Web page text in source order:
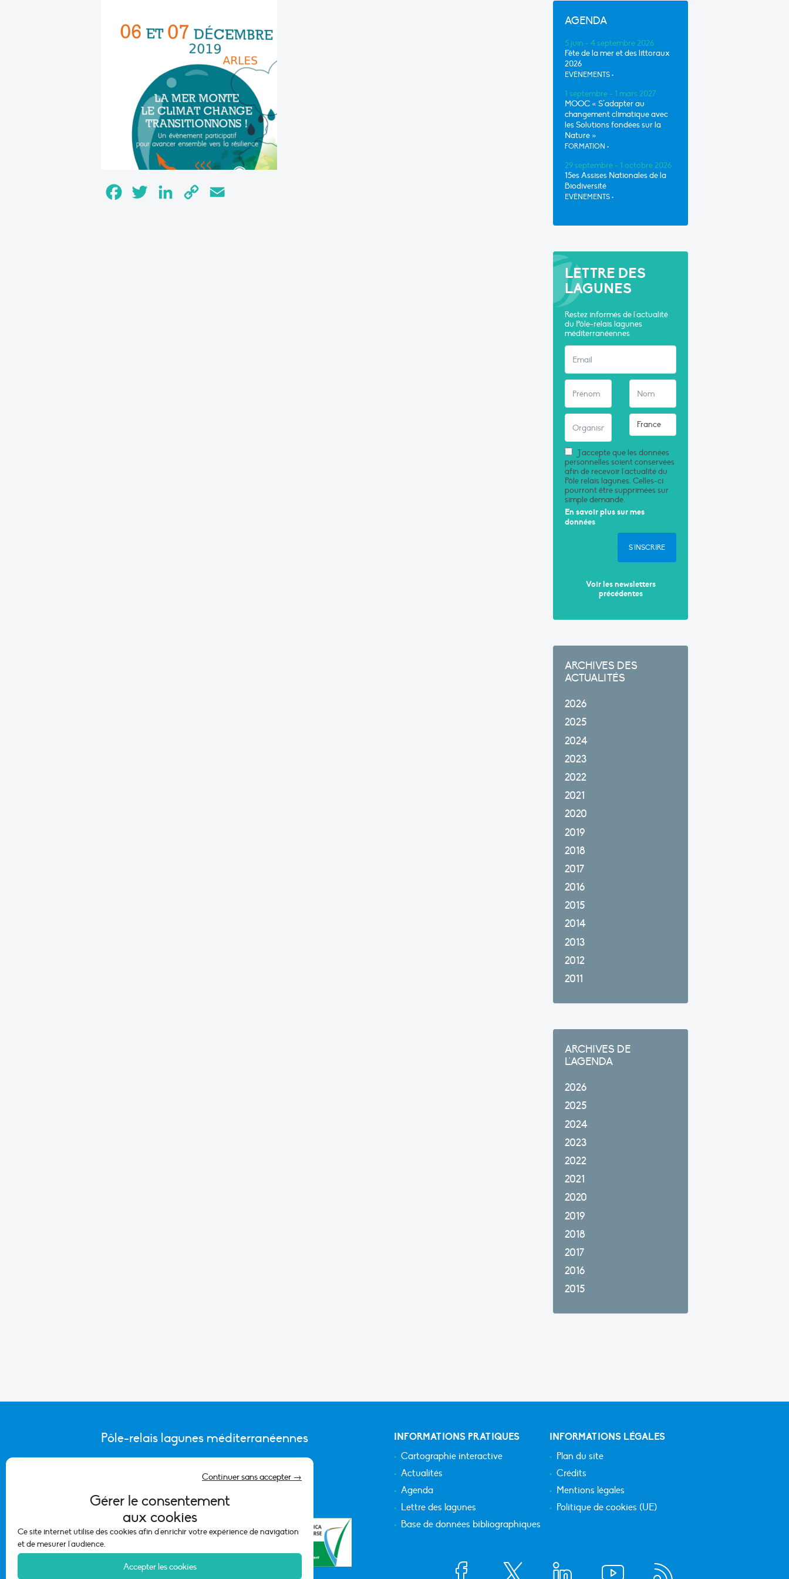
Gérer le consentement
aux cookies
Ce site internet utilise des cookies afin d'enrichir votre expérience de navigation
et de mesurer l'audience.
Accepter les cookies
Continuer sans accepter →
FacebookTwitter LinkedInCopy
AGENDA
5 juin - 4 septembre 2026
Fête de la mer et des littoraux
2026
EVÈNEMENTS •
1 septembre - 1 mars 2027
MOOC « S’adapter au
changement climatique avec
les Solutions fondées sur la
Nature »
FORMATION •
29 septembre - 1 octobre 2026
15es Assises Nationales de la
Biodiversité
EVÈNEMENTS •
LETTRE DES
LAGUNES
Restez informés de l'actualité
du Pôle-relais lagunes
méditerranéennes
J'accepte que les données
personnelles soient conservées
afin de recevoir l'actualité du
Pôle relais lagunes. Celles-ci
pourront être supprimées sur
simple demande.
En savoir plus sur mes
données
S'INSCRIRE
Voir les newsletters
précédentes
ARCHIVES DES
ACTUALITÉS
2026
2025
2024
2023
2022
2021
2020
2019
2018
2017
2016
2015
2014
2013
2012
2011
ARCHIVES DE
L'AGENDA
2026
2025
2024
2023
2022
2021
2020
2019
2018
2017
2016
2015
Pôle-relais lagunes méditerranéennes
CONTACTER L’ÉQUIPE DU PÔLE
INFORMATIONS PRATIQUES
Cartographie interactive
Actualités
Agenda
Lettre des lagunes
Base de données bibliographiques
INFORMATIONS LÉGALES
Plan du site
Crédits
Mentions légales
Politique de cookies (UE)